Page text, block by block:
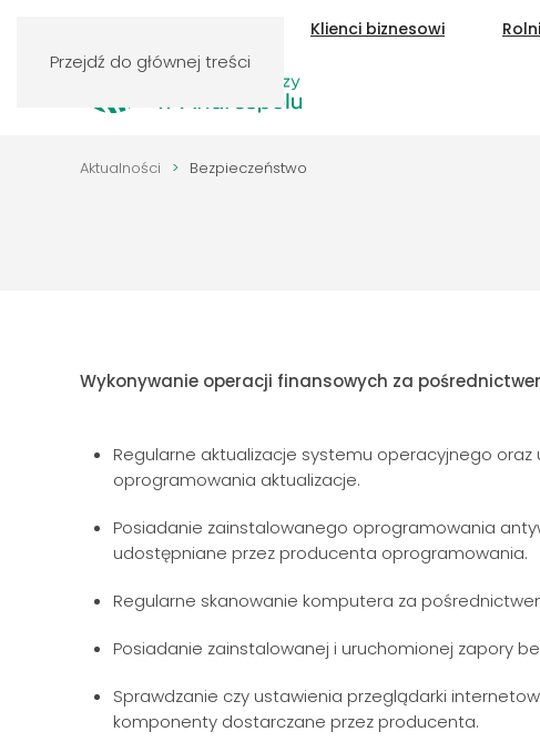
Przejdź do głównej treści
Klienci biznesowi
Aktualności Bezpieczeństwo
Wykonywanie operacji finansowych za
Regularne aktualizacje systemu operacyjnego
oprogramowania aktualizacje.
Posiadanie zainstalowanego oprogramowania
udostępniane przez producenta oprogramowania.
Regularne skanowanie komputera za
Posiadanie zainstalowanej i uruchomionej zapory
Sprawdzanie czy ustawienia przeglądarki
komponenty dostarczane przez producenta.